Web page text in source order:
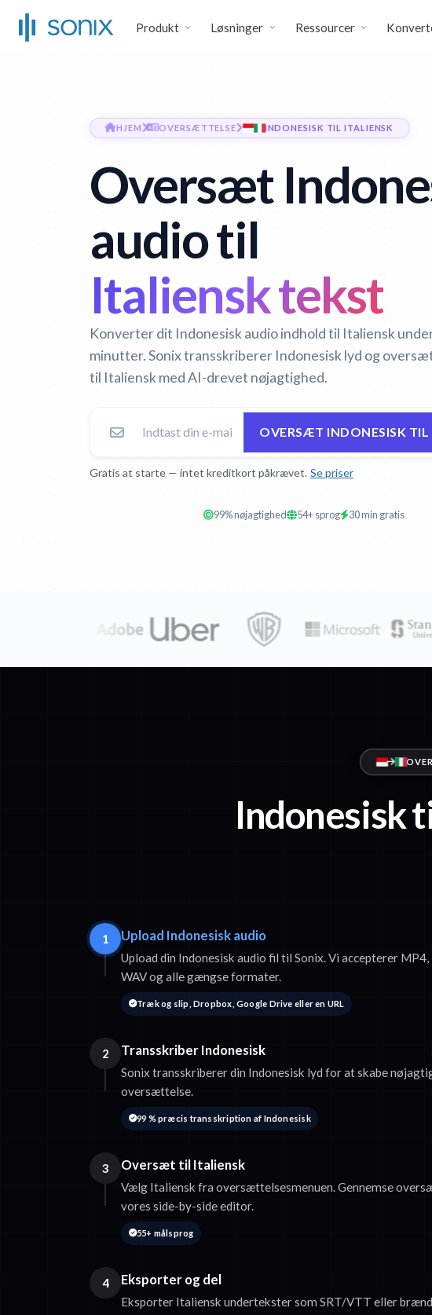
Produkt Løsninger Ressourcer
HJEM OVERSÆTTELSE INDONESISK TIL ITALIENSK
Oversæt
audio til
Italiensk tekst
Konverter dit Indonesisk audio indhold til Italiensk
minutter. Sonix transskriberer Indonesisk lyd og
til Italiensk med AI-drevet nøjagtighed.
OVERSÆT INDONESISK TIL
Gratis at starte — intet kreditkort påkrævet. Se priser
99% nøjagtighed 54+ sprog 30 min gratis
Indonesisk
1 Upload Indonesisk audio
Upload din Indonesisk audio fil til Sonix. Vi accepterer MP4,
WAV og alle gængse formater.
Træk og slip, Dropbox, Google Drive eller en URL
2 Transskriber Indonesisk
Sonix transskriberer din Indonesisk lyd for at skabe
oversættelse.
99 % præcis transskription af Indonesisk
3 Oversæt til Italiensk
Vælg Italiensk fra oversættelsesmenuen. Gennemse
vores side-by-side editor.
55+ målsprog
4 Eksporter og del
Eksporter Italiensk undertekster som SRT/VTT eller